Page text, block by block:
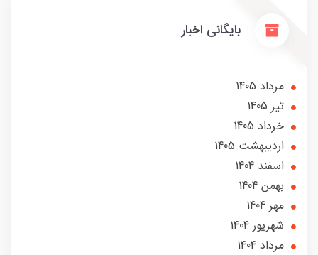
بایگانی اخبار
مرداد 1405
تير 1405
خرداد 1405
ارديبهشت 1405
اسفند 1404
بهمن 1404
مهر 1404
شهریور 1404
مرداد 1404